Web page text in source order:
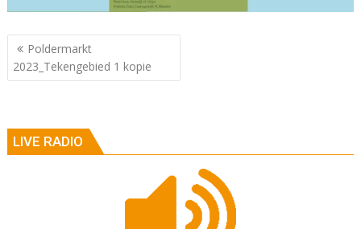
Berichtnavigatie
Poldermarkt
2023_Tekengebied 1 kopie
LIVE RADIO